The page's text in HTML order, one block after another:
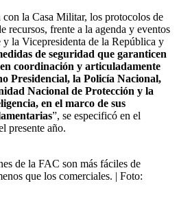
con la Casa Militar, los protocolos de
recursos, frente a la agenda y eventos
y la Vicepresidenta de la República y
de seguridad que garanticen
coordinación y articuladamente
Presidencial, la Policía Nacional,
Nacional de Protección y la
en el marco de sus
”, se especificó en el
presente año.
de la FAC son más fáciles de
que los comerciales. | Foto: